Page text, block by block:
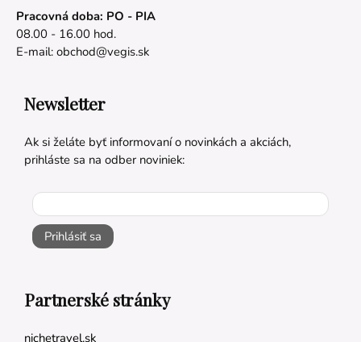
Pracovná doba: PO - PIA
08.00 - 16.00 hod.
E-mail: obchod@vegis.sk
Newsletter
Ak si želáte byť informovaní o novinkách a akciách,
prihláste sa na odber noviniek:
Prihlásiť sa
Partnerské stránky
nichetravel.sk